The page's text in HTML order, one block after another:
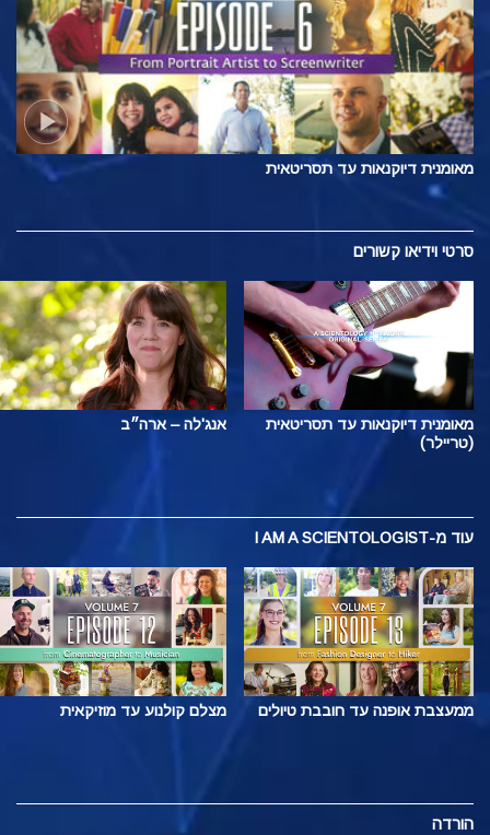
מאומנית דיוקנאות עד תסריטאית
סרטי וידיאו קשורים
מאומנית דיוקנאות עד תסריטאית
(טריילר)
אנג'לה – ארה״ב
עוד מ-I AM A SCIENTOLOGIST
ממעצבת אופנה עד חובבת טיולים מצלם קולנוע עד מוזיקאית
הורדה